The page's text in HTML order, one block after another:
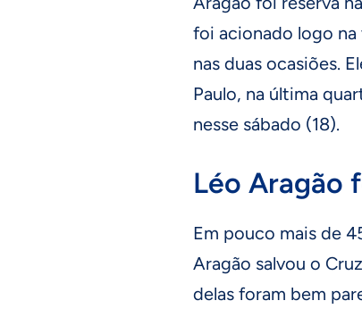
foi acionado logo
nas duas ocasiões.
Paulo, na última
nesse sábado (18).
Léo Aragão
Em pouco mais de
Aragão salvou o
delas foram bem